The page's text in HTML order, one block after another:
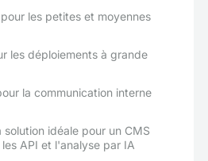
les petites et moyennes
les déploiements à grande
la communication interne
idéale pour un CMS
API et l'analyse par IA